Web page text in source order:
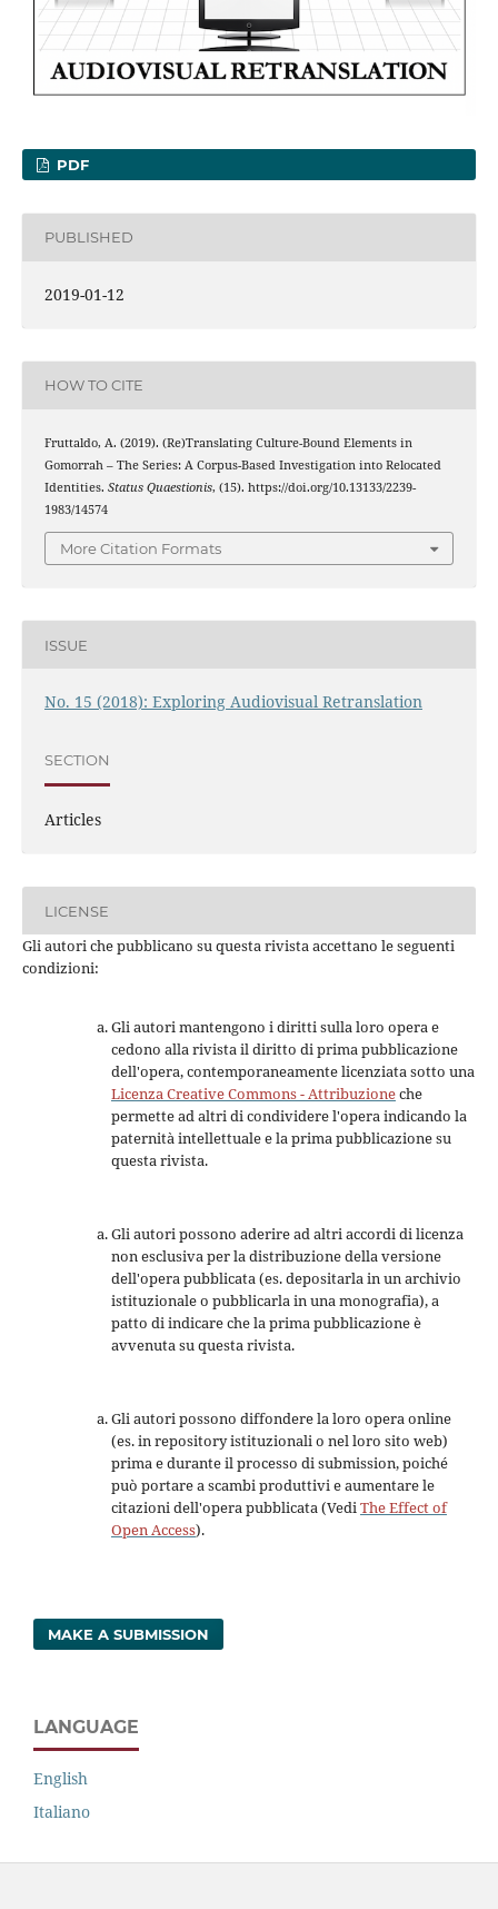
PDF
PUBLISHED
2019-01-12
HOW TO CITE
Fruttaldo, A. (2019). (Re)Translating Culture-Bound Elements in
Gomorrah – The Series: A Corpus-Based Investigation into Relocated
Identities. Status Quaestionis, (15). https://doi.org/10.13133/2239-
1983/14574
More Citation Formats
ISSUE
No. 15 (2018): Exploring Audiovisual Retranslation
SECTION
Articles
LICENSE
Gli autori che pubblicano su questa rivista accettano le seguenti
condizioni:
Gli autori mantengono i diritti sulla loro opera e
cedono alla rivista il diritto di prima pubblicazione
dell'opera, contemporaneamente licenziata sotto una
Licenza Creative Commons - Attribuzioneche
permette ad altri di condividere l'opera indicando la
paternità intellettuale e la prima pubblicazione su
questa rivista.
Gli autori possono aderire ad altri accordi di licenza
non esclusiva per la distribuzione della versione
dell'opera pubblicata (es. depositarla in un archivio
istituzionale o pubblicarla in una monografia), a
patto di indicare che la prima pubblicazione è
avvenuta su questa rivista.
Gli autori possono diffondere la loro opera online
(es. in repository istituzionali o nel loro sito web)
prima e durante il processo di submission, poiché
può portare a scambi produttivi e aumentare le
citazioni dell'opera pubblicata (VediThe Effect of
Open Access).
MAKE A SUBMISSION
LANGUAGE
English
Italiano